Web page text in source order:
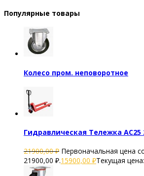
Популярные товары
Колесо пром. неповоротное
Гидравлическая Тележка AC25
21900,00₽ Первоначальная цена
21900,00 ₽.15900,00 ₽Текущая